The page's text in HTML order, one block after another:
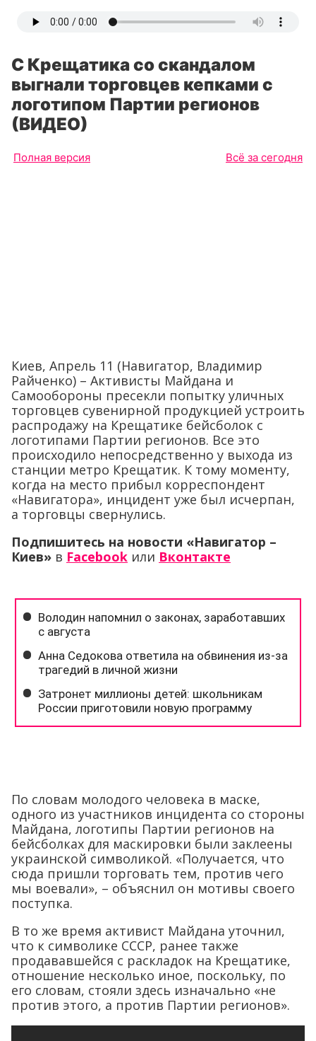
С Крещатика со скандалом
выгнали торговцев кепками с
логотипом Партии регионов
(ВИДЕО)
Полная версия Всё за сегодня
Киев, Апрель 11 (Навигатор, Владимир
Райченко) – Активисты Майдана и
Самообороны пресекли попытку уличных
торговцев сувенирной продукцией устроить
распродажу на Крещатике бейсболок с
логотипами Партии регионов. Все это
происходило непосредственно у выхода из
станции метро Крещатик. К тому моменту,
когда на место прибыл корреспондент
«Навигатора», инцидент уже был исчерпан,
а торговцы свернулись.
Подпишитесь на новости «Навигатор –
Киев» в Facebook или Вконтакте
По словам молодого человека в маске,
одного из участников инцидента со стороны
Майдана, логотипы Партии регионов на
бейсболках для маскировки были заклеены
украинской символикой. «Получается, что
сюда пришли торговать тем, против чего
мы воевали», – объяснил он мотивы своего
поступка.
В то же время активист Майдана уточнил,
что к символике СССР, ранее также
продававшейся с раскладок на Крещатике,
отношение несколько иное, поскольку, по
его словам, стояли здесь изначально «не
против этого, а против Партии регионов».